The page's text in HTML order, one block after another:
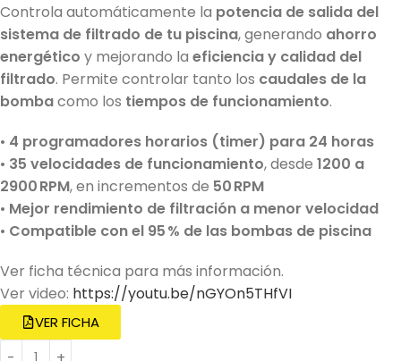
Controla automáticamente la potencia de salida del
sistema de filtrado de tu piscina, generando ahorro
energético y mejorando la eficiencia y calidad del
filtrado. Permite controlar tanto los caudales de la
bombacomo los tiempos de funcionamiento.
• 4 programadores horarios (timer) para 24 horas
• 35 velocidades de funcionamiento, desde 1200 a
2900 RPM, en incrementos de 50 RPM
• Mejor rendimiento de filtración a menor velocidad
• Compatible con el 95 % de las bombas de piscina
Ver ficha técnica para más información.
Ver video: https://youtu.be/nGYOn5THfVI
VER FICHA